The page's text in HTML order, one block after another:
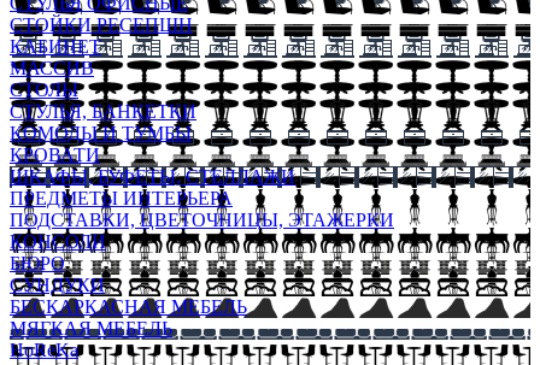
СТОЙКИ РЕСЕПШН
КАБИНЕТ
МАССИВ
СТОЛЫ
СТУЛЬЯ, БАНКЕТКИ
КОМОДЫ И ТУМБЫ
КРОВАТИ
ШКАФЫ, БУФЕТЫ, СТЕЛЛАЖИ
ПРЕДМЕТЫ ИНТЕРЬЕРА
ПОДСТАВКИ, ЦВЕТОЧНИЦЫ, ЭТАЖЕРКИ
КОНСОЛИ
БЮРО
СУНДУКИ
БЕСКАРКАСНАЯ МЕБЕЛЬ
МЯГКАЯ МЕБЕЛЬ
HoReKa